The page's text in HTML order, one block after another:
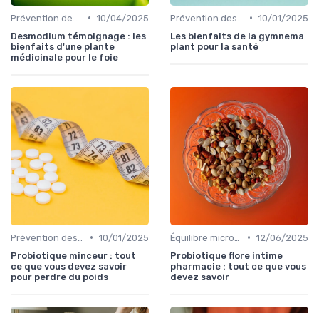
• 10/04/2025
Desmodium témoignage : les
bienfaits d'une plante
médicinale pour le foie
• 10/01/2025
Les bienfaits de la gymnema
plant pour la santé
• 10/01/2025
Probiotique minceur : tout
ce que vous devez savoir
pour perdre du poids
• 12/06/2025
Probiotique flore intime
pharmacie : tout ce que vous
devez savoir